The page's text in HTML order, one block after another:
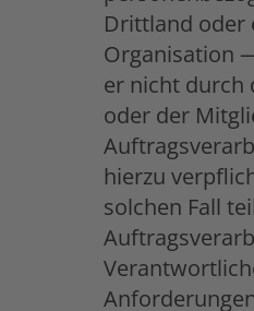
Drittland oder
Organisation
er nicht durch
oder der
hierzu
solchen Fall